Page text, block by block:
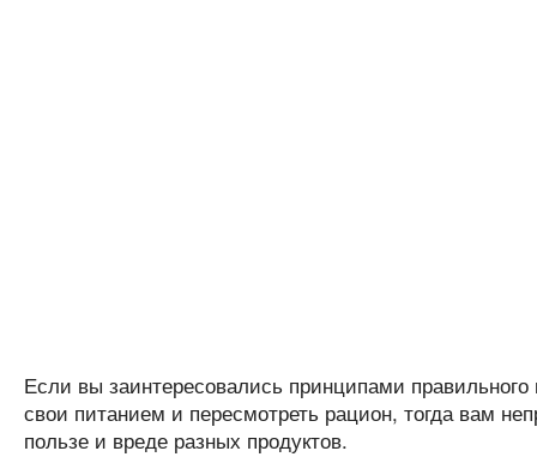
Если вы заинтересовались принципами
свои питанием и пересмотреть рацион, тогда вам
пользе и вреде разных продуктов.